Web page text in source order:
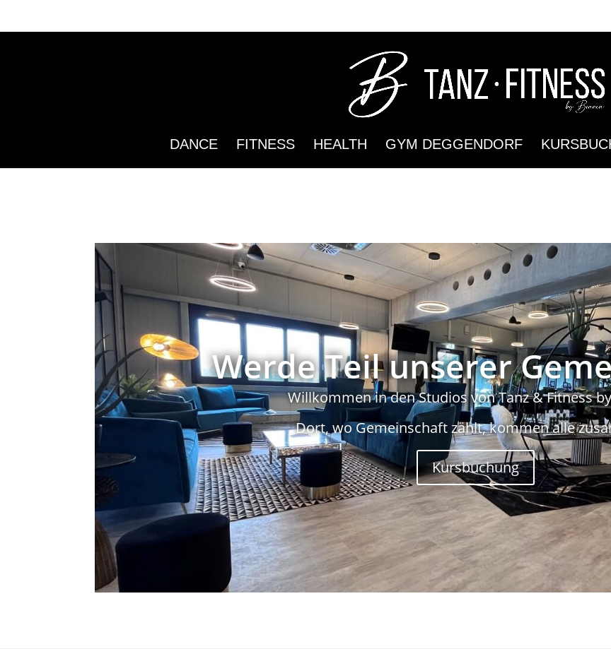
DANCE FITNESS HEALTH GYM DEGGENDORF
Werde Teil unserer
Willkommen in den Studios von Tanz & Fitness
Dort, wo Gemeinschaft zählt, kommen alle
Kursbuchung